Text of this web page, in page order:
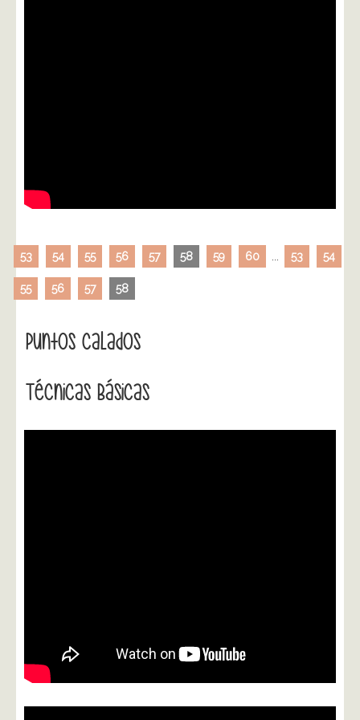
53 54 55 56 57 58 59 60 53 54
55 56 57 58
Puntos Calados
Técnicas Básicas